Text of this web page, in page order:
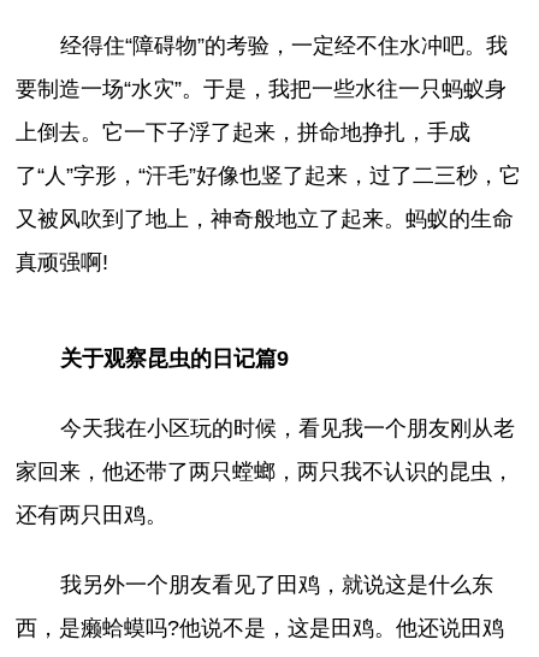
经得住“障碍物”的考验，一定经不住水冲吧。我
要制造一场“水灾”。于是，我把一些水往一只蚂蚁身
上倒去。它一下子浮了起来，拼命地挣扎，手成
了“人”字形，“汗毛”好像也竖了起来，过了二三秒，它
又被风吹到了地上，神奇般地立了起来。蚂蚁的生命
真顽强啊!
关于观察昆虫的日记篇9
今天我在小区玩的时候，看见我一个朋友刚从老
家回来，他还带了两只螳螂，两只我不认识的昆虫，
还有两只田鸡。
我另外一个朋友看见了田鸡，就说这是什么东
西，是癞蛤蟆吗?他说不是，这是田鸡。他还说田鸡